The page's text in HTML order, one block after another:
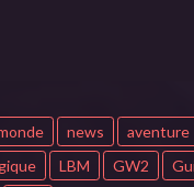
news aventure
LBM GW2